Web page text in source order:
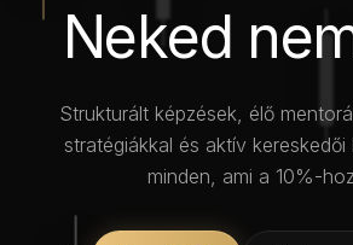
Neked
Strukturált képzések, élő
stratégiákkal és aktív
minden, ami a 10%-